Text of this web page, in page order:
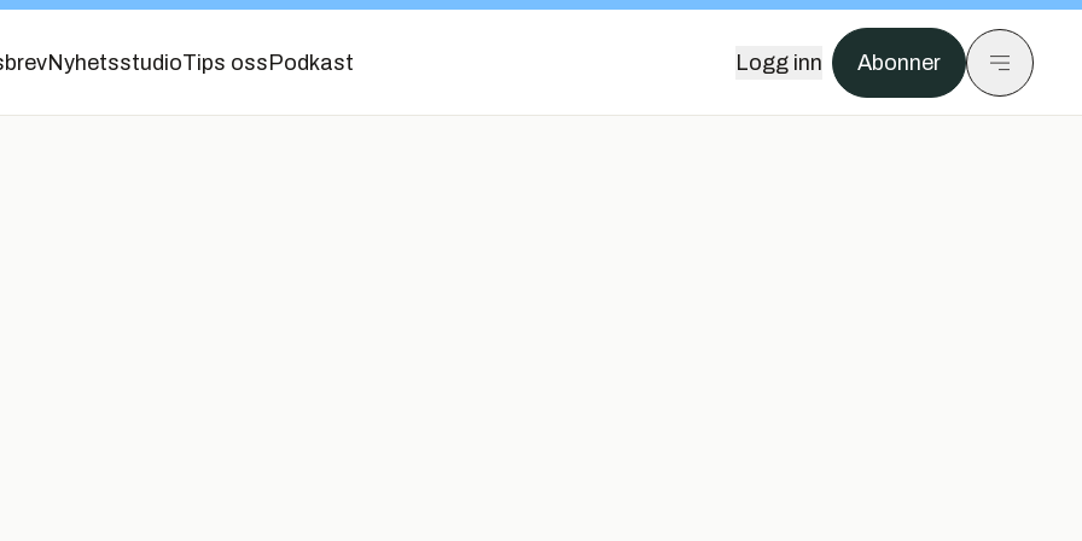
NyhetsstudioTips oss Podkast Logg inn Abonner